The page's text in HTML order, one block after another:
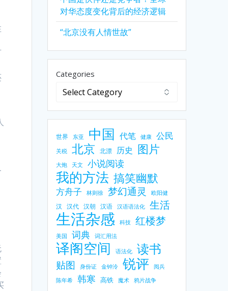
对华态度变化背后的经济逻辑
“北京没有人情世故”
Categories
世界 东亚 中国 代笔 健康 公民
关税 北京 北漂 历史 图片
大炮 天文 小说阅读
我的方法 搞笑幽默
方舟子 林则徐 梦幻通灵 欧阳健
汉 汉代 汉朝 汉语 汉语语法化 生活
生活杂感 科技 红楼梦
美国 词典 词汇用法
译阁空间 语法化 读书
贴图 身份证 金钟泠 锐评
阅兵
陈年希
韩寒 高铁 魔术 鸦片战争